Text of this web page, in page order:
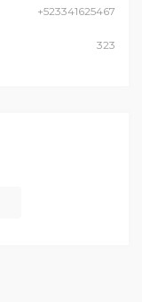
+523341625467
323